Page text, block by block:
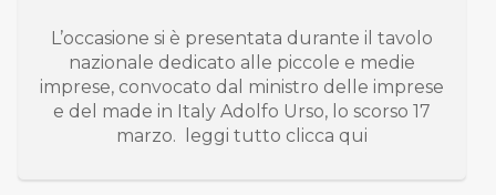
L’occasione si è presentata durante il tavolo
nazionale dedicato alle piccole e medie
imprese, convocato dal ministro delle imprese
e del made in Italy Adolfo Urso, lo scorso 17
marzo. leggi tutto clicca qui